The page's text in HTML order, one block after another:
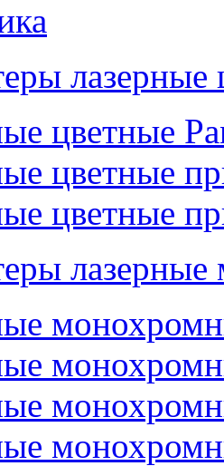
лазерные
цветные
цветные
цветные